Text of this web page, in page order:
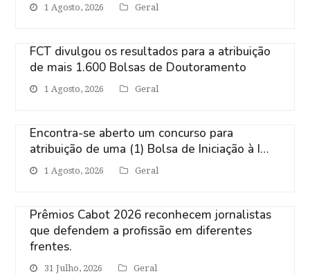
1 Agosto, 2026 Geral
FCT divulgou os resultados para a atribuição
de mais 1.600 Bolsas de Doutoramento
1 Agosto, 2026 Geral
Encontra-se aberto um concurso para
atribuição de uma (1) Bolsa de Iniciação à I…
1 Agosto, 2026 Geral
Prêmios Cabot 2026 reconhecem jornalistas
que defendem a profissão em diferentes
frentes.
31 Julho, 2026 Geral